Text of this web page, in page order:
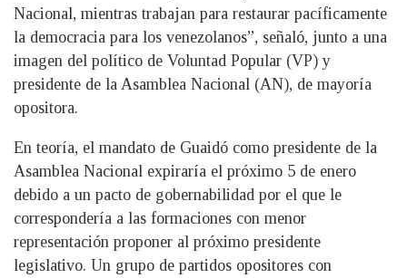
Nacional, mientras trabajan para restaurar pacíficamente
la democracia para los venezolanos”, señaló, junto a una
imagen del político de Voluntad Popular (VP) y
presidente de la Asamblea Nacional (AN), de mayoría
opositora.
En teoría, el mandato de Guaidó como presidente de la
Asamblea Nacional expiraría el próximo 5 de enero
debido a un pacto de gobernabilidad por el que le
correspondería a las formaciones con menor
representación proponer al próximo presidente
legislativo. Un grupo de partidos opositores con